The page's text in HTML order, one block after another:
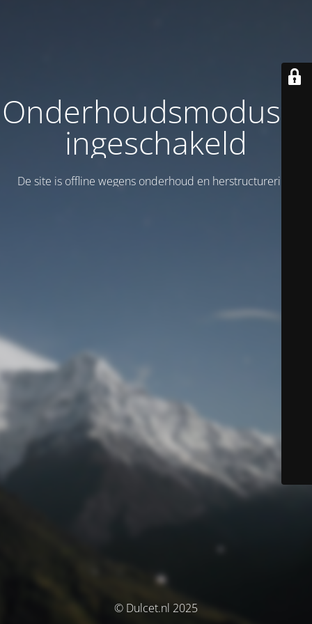
Onderhoudsmodus is
ingeschakeld
De site is offline wegens onderhoud en herstructurering!
© Dulcet.nl 2025